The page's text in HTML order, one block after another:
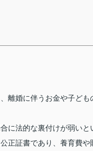
離婚に伴うお金や子ど
に法的な裏付けが弱いと
正証書であり、養育費